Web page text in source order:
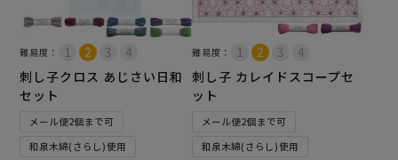
難易度：
刺し子クロス あじさい日和
セット
メール便2個まで可
和泉木綿(さらし)使用
難易度：
刺し子 カレイドスコープセ
ット
メール便2個まで可
和泉木綿(さらし)使用